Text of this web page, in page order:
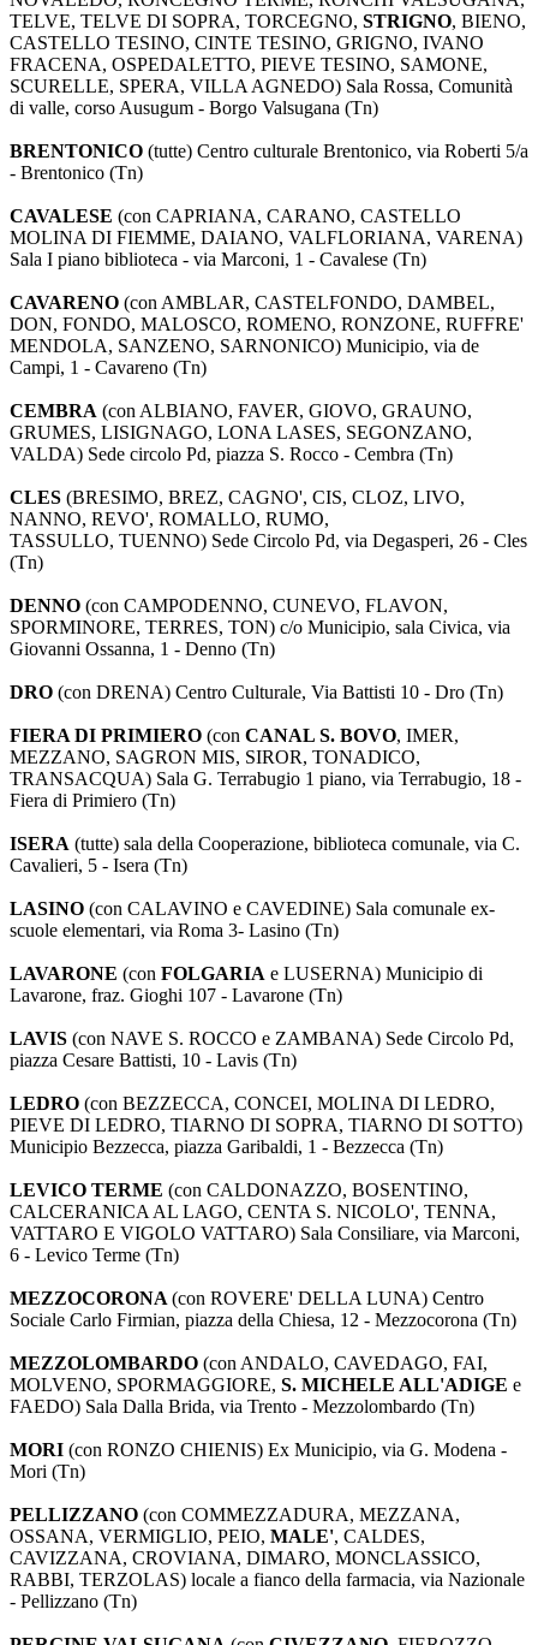
TELVE, TELVE DI SOPRA, TORCEGNO, STRIGNO, BIENO,
CASTELLO TESINO, CINTE TESINO, GRIGNO, IVANO
FRACENA, OSPEDALETTO, PIEVE TESINO, SAMONE,
SCURELLE, SPERA, VILLA AGNEDO) Sala Rossa, Comunità
di valle, corso Ausugum - Borgo Valsugana (Tn)
BRENTONICO (tutte) Centro culturale Brentonico, via Roberti 5/a
- Brentonico (Tn)
CAVALESE (con CAPRIANA, CARANO, CASTELLO
MOLINA DI FIEMME, DAIANO, VALFLORIANA, VARENA)
Sala I piano biblioteca - via Marconi, 1 - Cavalese (Tn)
CAVARENO (con AMBLAR, CASTELFONDO, DAMBEL,
DON, FONDO, MALOSCO, ROMENO, RONZONE, RUFFRE'
MENDOLA, SANZENO, SARNONICO) Municipio, via de
Campi, 1 - Cavareno (Tn)
CEMBRA (con ALBIANO, FAVER, GIOVO, GRAUNO,
GRUMES, LISIGNAGO, LONA LASES, SEGONZANO,
VALDA) Sede circolo Pd, piazza S. Rocco - Cembra (Tn)
CLES (BRESIMO, BREZ, CAGNO', CIS, CLOZ, LIVO,
NANNO, REVO', ROMALLO, RUMO,
TASSULLO, TUENNO) Sede Circolo Pd, via Degasperi, 26 - Cles
(Tn)
DENNO (con CAMPODENNO, CUNEVO, FLAVON,
SPORMINORE, TERRES, TON) c/o Municipio, sala Civica, via
Giovanni Ossanna, 1 - Denno (Tn)
DRO (con DRENA) Centro Culturale, Via Battisti 10 - Dro (Tn)
FIERA DI PRIMIERO (con CANAL S. BOVO, IMER,
MEZZANO, SAGRON MIS, SIROR, TONADICO,
TRANSACQUA) Sala G. Terrabugio 1 piano, via Terrabugio, 18 -
Fiera di Primiero (Tn)
ISERA (tutte) sala della Cooperazione, biblioteca comunale, via C.
Cavalieri, 5 - Isera (Tn)
LASINO (con CALAVINO e CAVEDINE) Sala comunale ex-
scuole elementari, via Roma 3- Lasino (Tn)
LAVARONE (con FOLGARIA e LUSERNA) Municipio di
Lavarone, fraz. Gioghi 107 - Lavarone (Tn)
LAVIS (con NAVE S. ROCCO e ZAMBANA) Sede Circolo Pd,
piazza Cesare Battisti, 10 - Lavis (Tn)
LEDRO (con BEZZECCA, CONCEI, MOLINA DI LEDRO,
PIEVE DI LEDRO, TIARNO DI SOPRA, TIARNO DI SOTTO)
Municipio Bezzecca, piazza Garibaldi, 1 - Bezzecca (Tn)
LEVICO TERME (con CALDONAZZO, BOSENTINO,
CALCERANICA AL LAGO, CENTA S. NICOLO', TENNA,
VATTARO E VIGOLO VATTARO) Sala Consiliare, via Marconi,
6 - Levico Terme (Tn)
MEZZOCORONA (con ROVERE' DELLA LUNA) Centro
Sociale Carlo Firmian, piazza della Chiesa, 12 - Mezzocorona (Tn)
MEZZOLOMBARDO (con ANDALO, CAVEDAGO, FAI,
MOLVENO, SPORMAGGIORE, S. MICHELE ALL'ADIGE e
FAEDO) Sala Dalla Brida, via Trento - Mezzolombardo (Tn)
MORI (con RONZO CHIENIS) Ex Municipio, via G. Modena -
Mori (Tn)
PELLIZZANO (con COMMEZZADURA, MEZZANA,
OSSANA, VERMIGLIO, PEIO, MALE', CALDES,
CAVIZZANA, CROVIANA, DIMARO, MONCLASSICO,
RABBI, TERZOLAS) locale a fianco della farmacia, via Nazionale
- Pellizzano (Tn)